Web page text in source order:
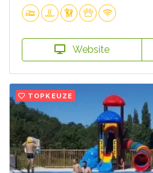
Website
TOPKEUZE